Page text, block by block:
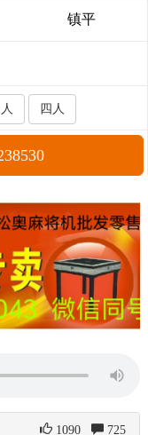
镇平
四人
1090 725